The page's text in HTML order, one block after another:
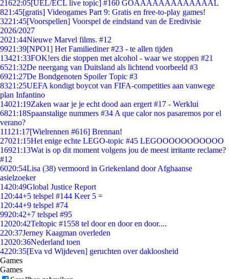
21622:05[UEL/ECL live topic] #160 GOAAAAAAAAAAAAAL
821:45[gratis] Videogames Part 9: Gratis en free-to-play games!
3221:45[Voorspellen] Voorspel de eindstand van de Eredivisie
2026/2027
2021:44Nieuwe Marvel films. #12
9921:39[NPO1] Het Familiediner #23 - te allen tijden
13421:33FOK!ers die stoppen met alcohol - waar we stoppen #21
6521:32De neergang van Duitsland als lichtend voorbeeld #3
6921:27De Bondgenoten Spoiler Topic #3
8321:25UEFA kondigt boycot van FIFA-competities aan vanwege
plan Infantino
14021:19Zaken waar je je echt dood aan ergert #17 - Werklui
6821:18Spaanstalige nummers #34 A que calor nos pasaremos por el
verano?
111 21:17[Wielrennen #616] Brennan!
27021:15Het enige echte LEGO-topic #45 LEGOOOOOOOOOOO
16921:13Wat is op dit moment volgens jou de meest irritante reclame?
#12
6020:54Lisa (38) vermoord in Griekenland door Afghaanse
asielzoeker
1420:49Global Justice Report
1 20:44+5 telspel #144 Keer 5 =
1 20:44+9 telspel #74
9920:42+7 telspel #95
12020:42Teltopic #1558 tel door en door en door....
220:37Jerney Kaagman overleden
12020:36Nederland toen
4220:35[Eva vd Wijdeven] geruchten over dakloosheid
Games
Games